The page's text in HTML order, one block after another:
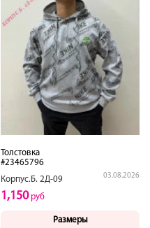
Толстовка
#23465796
Корпус.Б. 2Д-09
03.08.2026
1,150руб
Размеры